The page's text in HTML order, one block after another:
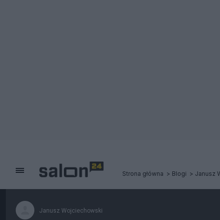
Strona główna Blogi Janusz
Janusz Wojciechowski